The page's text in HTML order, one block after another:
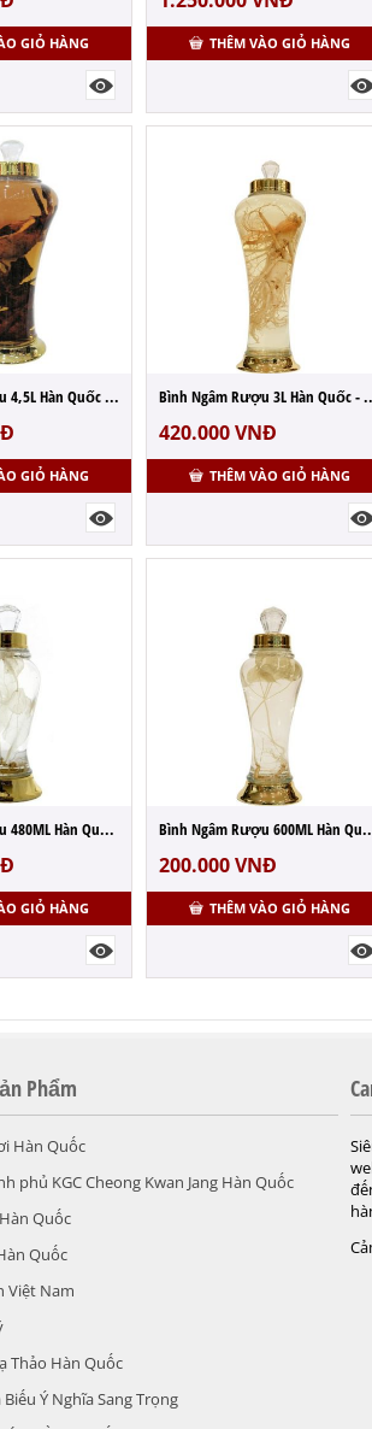
GIỎ HÀNG THÊM VÀO GIỎ HÀNG
Bình Ngâm Rượu 4,5L Hàn Quốc - MS: N58
GIỎ HÀNG
Bình Ngâm
420.000VNĐ
THÊM VÀO GIỎ HÀNG
Bình Ngâm Rượu 480ML Hàn Quốc - MS: N30
GIỎ HÀNG
Bình Ngâm Rượu
200.000VNĐ
THÊM VÀO GIỎ HÀNG
Phẩm
Hàn Quốc
phủ KGC Cheong Kwan Jang Hàn Quốc
Quốc
Quốc
Việt Nam
Thảo Hàn Quốc
Ý Nghĩa Sang Trọng